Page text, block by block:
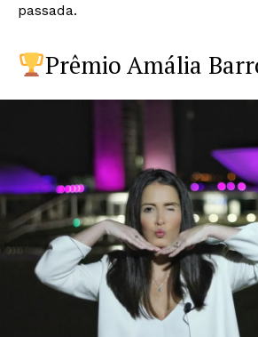
passada.
Prêmio Amália